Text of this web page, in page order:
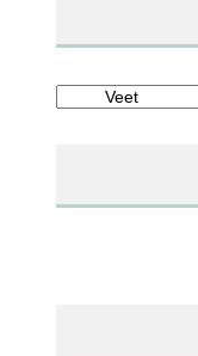
Kategorije